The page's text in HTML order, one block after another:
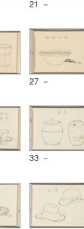
21 －
27 －
33 －